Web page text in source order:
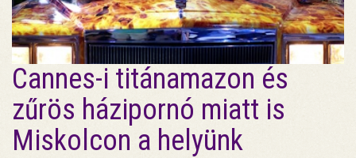
Cannes-i titánamazon és
zűrös házipornó miatt is
Miskolcon a helyünk